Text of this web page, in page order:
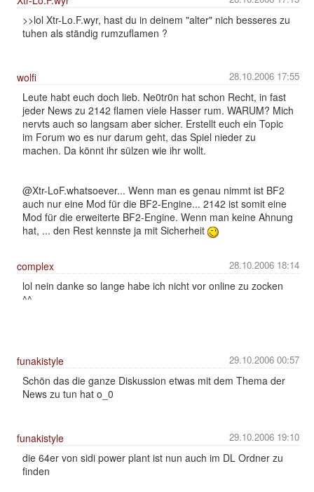
>>lol Xtr-Lo.F.wyr, hast du in deinem "alter" nich besseres zu
tuhen als ständig rumzuflamen ?
28.10.2006 17:55
wolfi
Leute habt euch doch lieb. Ne0tr0n hat schon Recht, in fast
jeder News zu 2142 flamen viele Hasser rum. WARUM? Mich
nervts auch so langsam aber sicher. Erstellt euch ein Topic
im Forum wo es nur darum geht, das Spiel nieder zu
machen. Da könnt ihr sülzen wie ihr wollt.
@Xtr-LoF.whatsoever... Wenn man es genau nimmt ist BF2
auch nur eine Mod für die BF2-Engine... 2142 ist somit eine
Mod für die erweiterte BF2-Engine. Wenn man keine Ahnung
hat, ... den Rest kennste ja mit Sicherheit
28.10.2006 18:14
complex
lol nein danke so lange habe ich nicht vor online zu zocken
^^
29.10.2006 00:57
funakistyle
Schön das die ganze Diskussion etwas mit dem Thema der
News zu tun hat o_0
29.10.2006 19:10
funakistyle
die 64er von sidi power plant ist nun auch im DL Ordner zu
finden